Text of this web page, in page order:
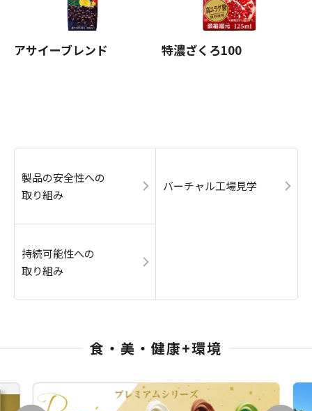
アサイーブレンド 特濃ざくろ100
製品の安全性への
取り組み
バーチャル工場見学
持続可能性への
取り組み
食・美・健康+環境